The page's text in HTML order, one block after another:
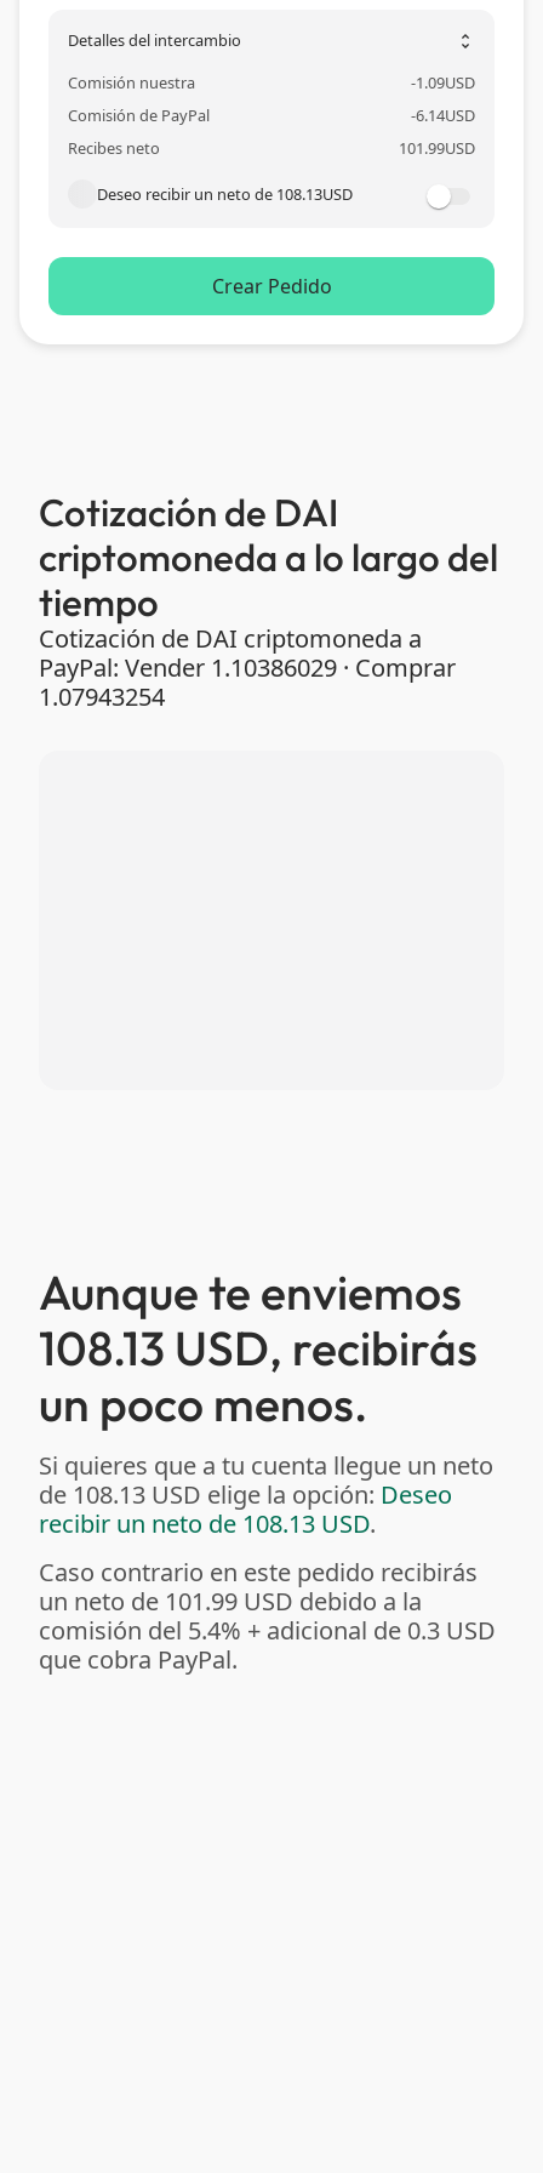
Detalles del intercambio unfold_more
Comisión nuestra -1.09USD
Comisión de PayPal
-6.14USD
Recibes neto
101.99USD
Deseo recibir un neto de 108.13USD
Crear Pedido
Cotización de DAI
criptomoneda a lo largo del
tiempo
Cotización de DAI criptomoneda a
PayPal: Vender 1.10386029 · Comprar
1.07943254
Aunque te enviemos
108.13 USD, recibirás
un poco menos.
Si quieres que a tu cuenta llegue un neto
de 108.13 USD elige la opción: Deseo
recibir un neto de 108.13 USD.
Caso contrario en este pedido recibirás
un neto de 101.99 USD debido a la
comisión del 5.4% + adicional de 0.3 USD
que cobra PayPal.